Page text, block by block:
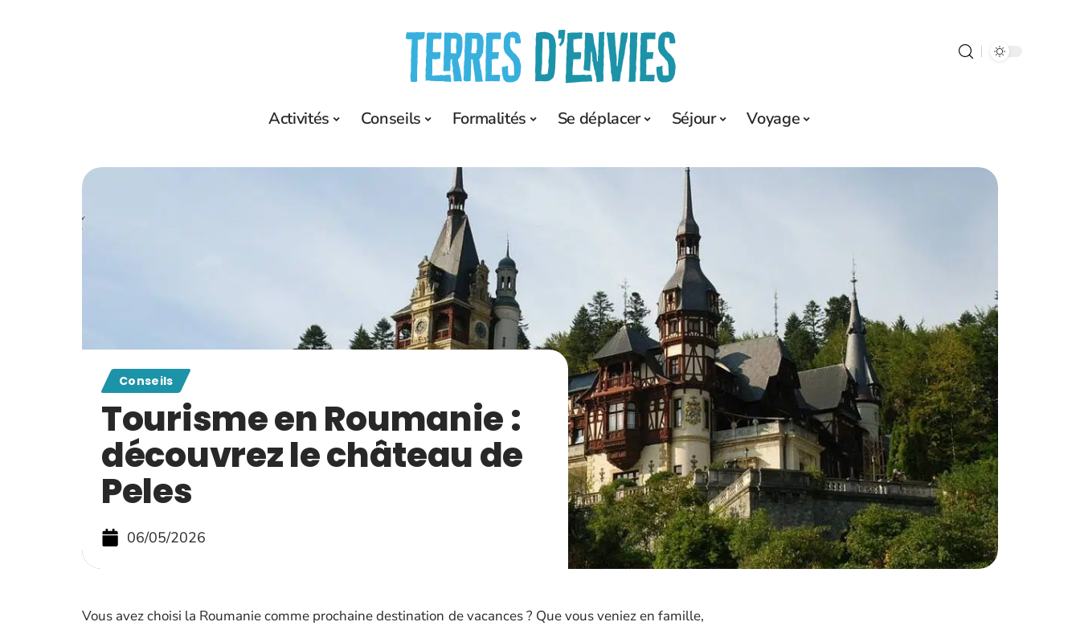
Activités Conseils Formalités Se déplacer Séjour Voyage
Conseils
Tourisme en Roumanie :
découvrez le château de
Peles
06/05/2026
Vous avez choisi la Roumanie comme prochaine destination de vacances ? Que vous veniez en famille,